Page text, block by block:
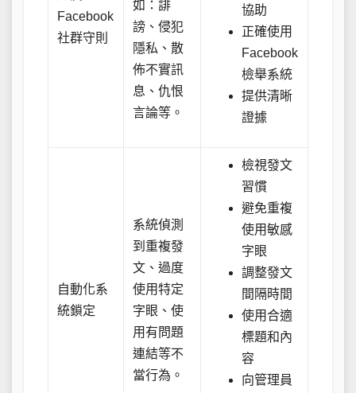
Facebook
社群守則
如：誹
謗、侵犯
隱私、散
佈不實訊
息、仇恨
言論等。
協助
正確使用
Facebook
檢舉系統
提供清晰
證據
自動化系
統鎖定
系統偵測
到重複發
文、過度
使用特定
字眼、使
用有問題
連結等不
當行為。
檢視發文
習慣
避免重複
使用敏感
字眼
調整發文
間隔時間
使用合適
標題和內
容
向管理員